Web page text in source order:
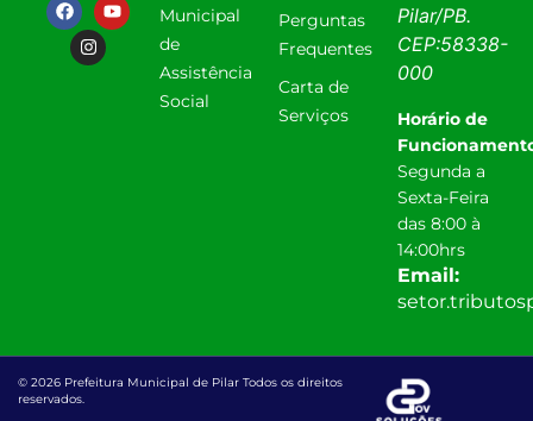
Municipal
de
Assistência
Social
Perguntas
Frequentes
Carta de
Serviços
Pilar/PB.
CEP:58338-
000
Horário de
Segunda a
Sexta-Feira
das 8:00 à
14:00hrs
Email:
© 2026 Prefeitura Municipal de Pilar Todos os direitos
reservados.